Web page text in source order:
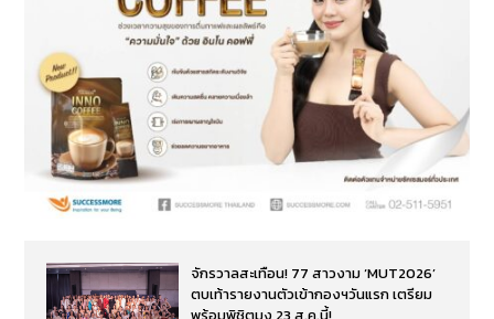
จักรวาลสะเทือน! 77 สาวงาม ‘MUT2026’
ตบเท้ารายงานตัวเข้ากองฯวันแรก เตรียม